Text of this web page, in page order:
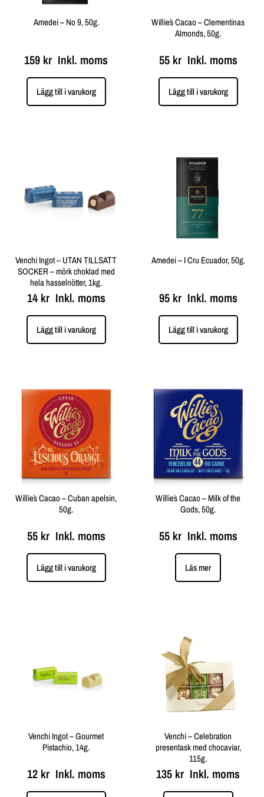
Amedei – No 9, 50g.
159 kr Inkl. moms
Lägg till i varukorg
Willie´s Cacao – Clementinas
Almonds, 50g.
55 krInkl. moms
Lägg till i varukorg
Venchi Ingot – UTAN TILLSATT
SOCKER – mörk choklad med
hela hasselnötter, 1kg.
14 krInkl. moms
Lägg till i varukorg
Amedei – I Cru Ecuador, 50g.
95 krInkl. moms
Lägg till i varukorg
Willie´s Cacao – Cuban apelsin,
50g.
55 krInkl. moms
Lägg till i varukorg
Willie´s Cacao – Milk of the
Gods, 50g.
55 krInkl. moms
Läs mer
Venchi Ingot – Gourmet
Pistachio, 14g.
12 krInkl. moms
Venchi – Celebration
presentask med chocaviar,
115g.
135 kr Inkl. moms